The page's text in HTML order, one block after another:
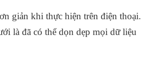
giản khi thực hiện trên điện thoại.
là đã có thể dọn dẹp mọi dữ liệu